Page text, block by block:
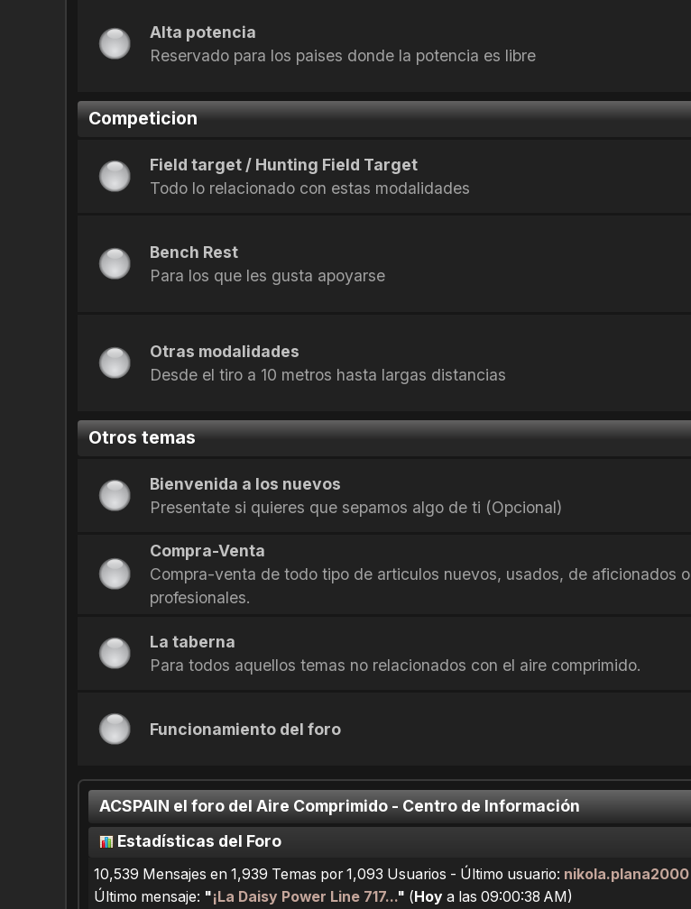
Alta potencia
Reservado para los paises donde la potencia es libre
Competicion
Field target / Hunting Field Target
Todo lo relacionado con estas modalidades
Bench Rest
Para los que les gusta apoyarse
Otras modalidades
Desde el tiro a 10 metros hasta largas distancias
Otros temas
Bienvenida a los nuevos
Presentate si quieres que sepamos algo de ti (Opcional)
Compra-Venta
Compra-venta de todo tipo de articulos nuevos, usados, de aficionados o
profesionales.
La taberna
Para todos aquellos temas no relacionados con el aire comprimido.
Funcionamiento del foro
ACSPAIN el foro del Aire Comprimido - Centro de Información
Estadísticas del Foro
10,539 Mensajes en 1,939 Temas por 1,093 Usuarios - Último usuario: nikola.plana2000
Último mensaje: "¡La Daisy Power Line 717..." (Hoy a las 09:00:38 AM)